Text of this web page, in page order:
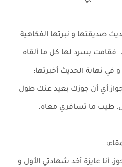
صديقتها و نبرتها الفكاهية
بسرد لها كل ما ألقاه
نهاية الحديث أخبرتها:
أي أن جوزك بعيد عنك طول
طيب ما تسافري معاه.
أنا عايزة أخد شهادتي الأول و